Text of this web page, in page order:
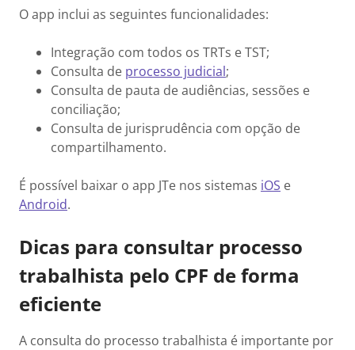
O app inclui as seguintes funcionalidades:
Integração com todos os TRTs e TST;
Consulta de processo judicial;
Consulta de pauta de audiências, sessões e
conciliação;
Consulta de jurisprudência com opção de
compartilhamento.
É possível baixar o app JTe nos sistemas iOS e
Android.
Dicas para consultar processo
trabalhista pelo CPF de forma
eficiente
A consulta do processo trabalhista é importante por